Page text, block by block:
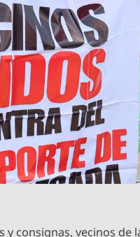
y consignas, vecinos de